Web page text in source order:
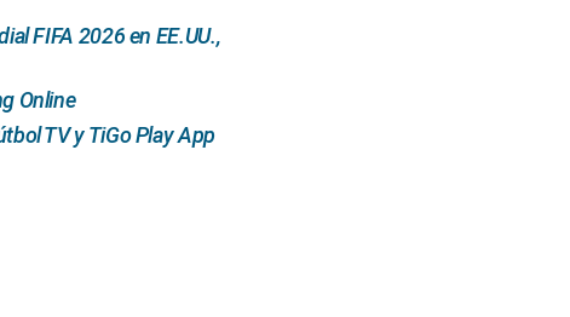
FIFA 2026 en EE.UU.,
Online
TV y TiGo Play App